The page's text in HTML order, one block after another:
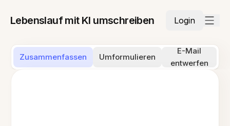
Lebenslauf mit KI umschreiben Login
Zusammenfassen Umformulieren
E-Mail
entwerfen